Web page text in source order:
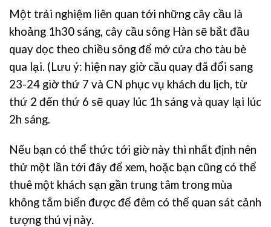
Một trải nghiệm liên quan tới những cây cầu là
khoảng 1h30 sáng, cây cầu sông Hàn sẽ bắt đầu
quay dọc theo chiều sông để mở cửa cho tàu bè
qua lại. (Lưu ý: hiện nay giờ cầu quay đã đổi sang
23-24 giờ thứ 7 và CN phục vụ khách du lịch, từ
thứ 2 đến thứ 6 sẽ quay lúc 1h sáng và quay lại lúc
2h sáng.
Nếu bạn có thể thức tới giờ này thì nhất định nên
thử một lần tới đây để xem, hoặc bạn cũng có thể
thuê một khách sạn gần trung tâm trong mùa
không tắm biển được để đêm có thể quan sát cảnh
tượng thú vị này.